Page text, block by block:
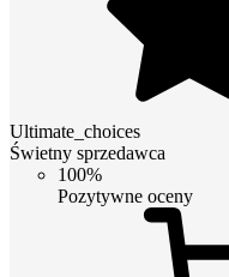
Ultimate_choices
Świetny sprzedawca
100%
Pozytywne oceny